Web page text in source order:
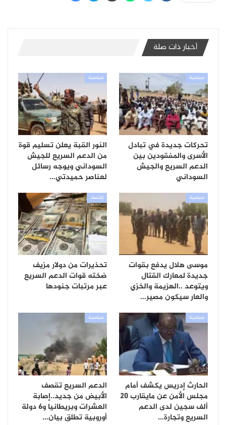
أخبار ذات صلة
سياسية
تحركات جديدة في تبادل
الأسرى والمفقودين بين
الدعم السريع والجيش
السوداني
سياسية
النور القبة يعلن تسليم قوة
من الدعم السريع للجيش
السوداني ويوجه رسائل
لعناصر حميدتي…
سياسية
موسى هلال يدفع بقوات
جديدة لمعارك القتال
ويتوعد ..الهزيمة والخزي
والعار سيكون مصير…
إقتصاد
تحذيرات من دولار مزيف
ضخته قوات الدعم السريع
عبر مرتبات جنودها
سياسية
الحارث إدريس يكشف أمام
مجلس الأمن عن مايقارب 20
ألف سجين لدى الدعم
السريع وتجارة…
سياسية
الدعم السريع تقصف
الأبيض من جديد..إصابة
العشرات وبريطانيا و6 دولة
أوروبية تطلق بيان…